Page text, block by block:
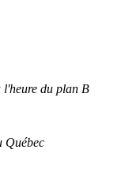
l'heure du plan B
Québec